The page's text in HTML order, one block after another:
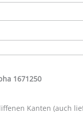
1671250
Kanten (auch